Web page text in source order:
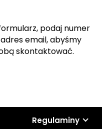
podaj numer
email, abyśmy
skontaktować.
Regulaminy